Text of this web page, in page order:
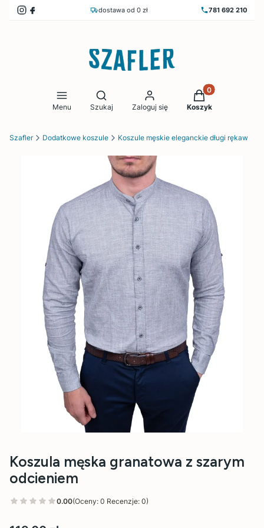
dostawa od 0 zł 781 692 210
Menu
Otwórz wyszukiwarkę
Szukaj Zaloguj się
Produkty w
Koszyk
Szafler Dodatkowe koszule Koszule męskie eleganckie długi rękaw
Koszula męska granatowa z szarym
odcieniem
0.00(Oceny: 0 Recenzje: 0)